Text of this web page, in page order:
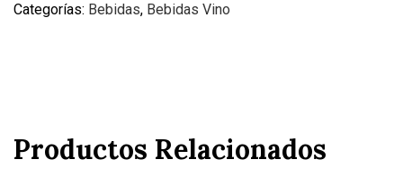
Categorías: Bebidas, Bebidas Vino
Productos Relacionados